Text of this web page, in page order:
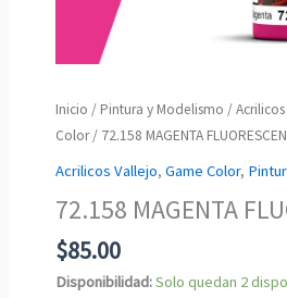
Inicio / Pintura y Modelismo /
Color/ 72.158 MAGENTA
Acrilicos Vallejo,Game Color,
72.158 MAGENTA
$85.00
Disponibilidad:Solo quedan 2